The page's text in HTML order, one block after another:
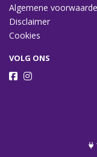
Algemene
Disclaimer
Cookies
VOLG ONS